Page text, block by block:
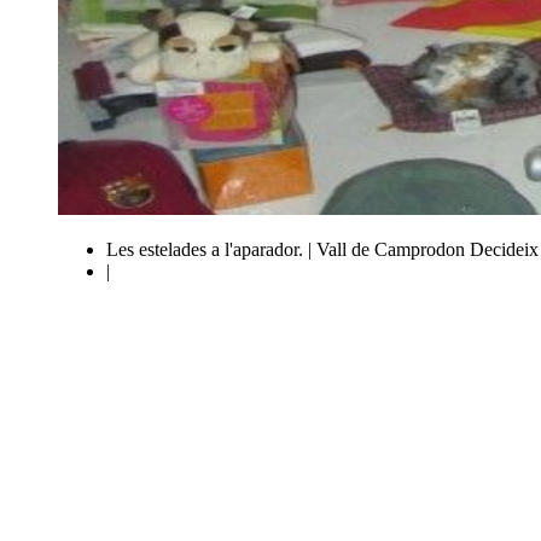
Les estelades a l'aparador. | Vall de Camprodon
|